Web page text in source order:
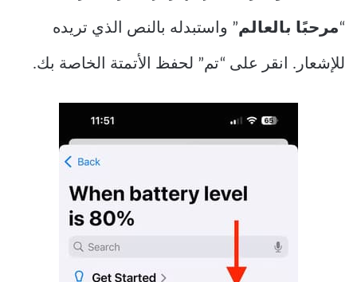
“مرحبًا بالعالم” واستبدله بالنص الذي تريده
للإشعار. انقر على “تم” لحفظ الأتمتة الخاصة بك.